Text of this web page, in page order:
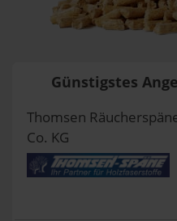
Günstigstes
Thomsen
Co. KG